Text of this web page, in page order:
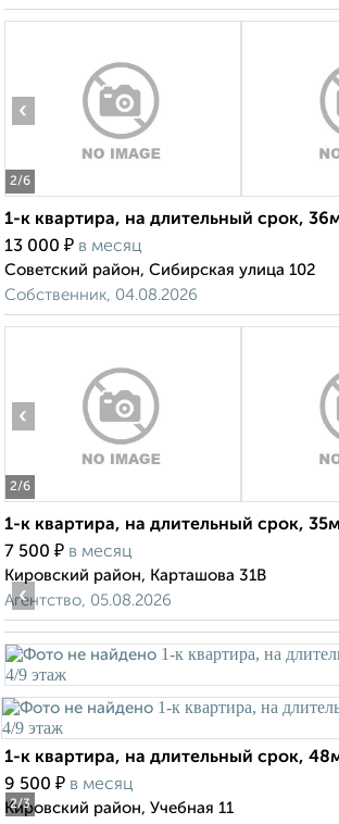
2/6
‹
1-к квартира, на длительный срок,
13 000 ₽ в месяц
Советский район, Сибирская улица 102
Собственник, 04.08.2026
2/6
‹
1-к квартира, на длительный срок,
7 500 ₽ в месяц
Кировский район, Карташова 31В
Агентство, 05.08.2026
2/3
‹
1-к квартира, на длительный срок,
9 500 ₽ в месяц
Кировский район, Учебная 11